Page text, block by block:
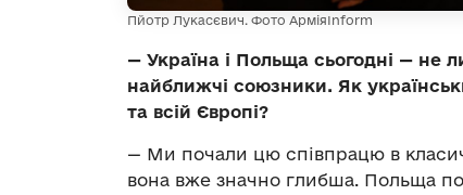
Пйотр Лукасєвич. Фото АрміяInform
— Україна і Польща сьогодні — не
найближчі союзники. Як
та всій Європі?
— Ми почали цю співпрацю в
вона вже значно глибша. Польща